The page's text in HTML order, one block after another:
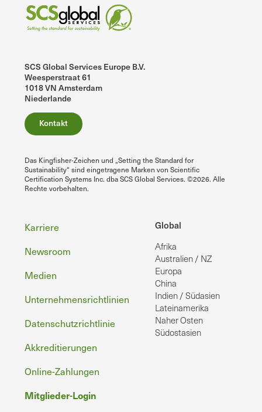
SCS Global Services Europe B.V.
Weesperstraat 61
1018 VN Amsterdam
Niederlande
Kontakt
Das Kingfisher-Zeichen und „Setting the Standard for
Sustainability“ sind eingetragene Marken von Scientific
Certification Systems Inc. dba SCS Global Services. ©2026. Alle
Rechte vorbehalten.
Global
Afrika
Australien / NZ
Europa
China
Indien / Südasien
Lateinamerika
Naher Osten
Südostasien
Fußzeile
Karriere
Newsroom
Medien
Unternehmensrichtlinien
Datenschutzrichtlinie
Akkreditierungen
Online-Zahlungen
Mitglieder-Login